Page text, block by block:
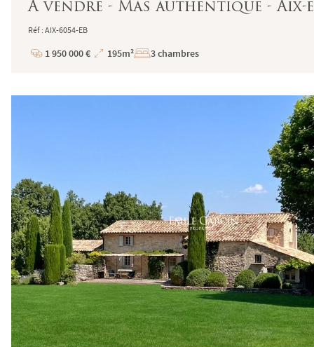
A vendre - Mas authentique - Aix-
Réf : AIX-6054-EB
Prix
1 950 000 €
Superficie
195m² 3 chambres